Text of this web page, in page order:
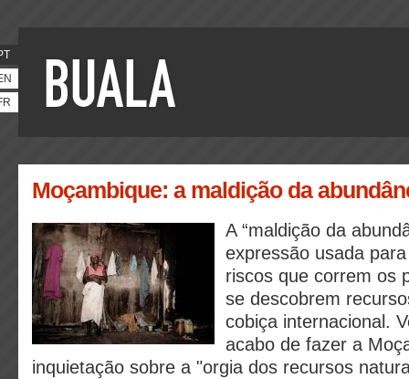
Moçambique: a maldição da
A “maldição da
expressão usada
riscos que correm os
se descobrem
cobiça internacional.
acabo de fazer a
inquietação sobre a "orgia dos recursos